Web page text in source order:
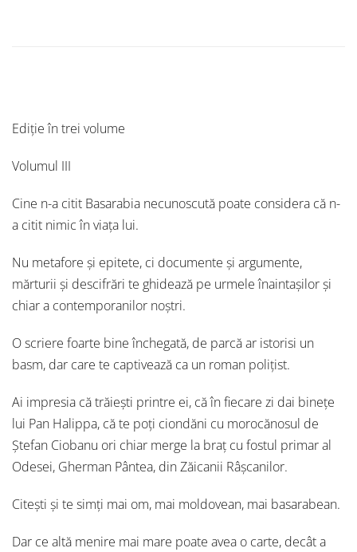
Ediție în trei volume
Volumul III
Cine n-a citit Basarabia necunoscută poate considera că n-
a citit nimic în viaţa lui.
Nu metafore şi epitete, ci documente şi argumente,
mărturii şi descifrări te ghidează pe urmele înaintaşilor şi
chiar a contemporanilor noştri.
O scriere foarte bine închegată, de parcă ar istorisi un
basm, dar care te captivează ca un roman poliţist.
Ai impresia că trăieşti printre ei, că în fiecare zi dai bineţe
lui Pan Halippa, că te poţi ciondăni cu morocănosul de
Ştefan Ciobanu ori chiar merge la braţ cu fostul primar al
Odesei, Gherman Pântea, din Zăicanii Râşcanilor.
Citeşti şi te simţi mai om, mai moldovean, mai basarabean.
Dar ce altă menire mai mare poate avea o carte, decât a